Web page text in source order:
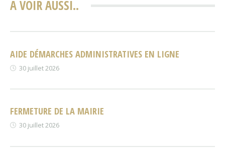
A VOIR AUSSI..
AIDE DÉMARCHES ADMINISTRATIVES EN LIGNE
30 juillet 2026
FERMETURE DE LA MAIRIE
30 juillet 2026